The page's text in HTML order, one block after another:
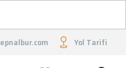
Yol Tarifi